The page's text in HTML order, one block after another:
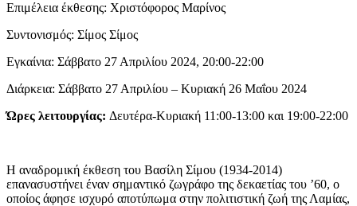
Επιμέλεια έκθεσης: Χριστόφορος Μαρίνος
Συντονισμός: Σίμος Σίμος
Εγκαίνια: Σάββατο 27 Απριλίου 2024, 20:00-22:00
Διάρκεια: Σάββατο 27 Απριλίου – Κυριακή 26 Μαΐου 2024
Ώρες λειτουργίας: Δευτέρα-Κυριακή 11:00-13:00 και 19:00-22:00
Η αναδρομική έκθεση του Βασίλη Σίμου (1934-2014)
επανασυστήνει έναν σημαντικό ζωγράφο της δεκαετίας του ’60, ο
οποίος άφησε ισχυρό αποτύπωμα στην πολιτιστική ζωή της Λαμίας,